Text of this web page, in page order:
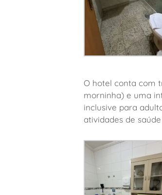
O hotel conta com
morninha) e uma
inclusive para
atividades de